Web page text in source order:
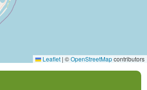
Leaflet | ©OpenStreetMapcontributors